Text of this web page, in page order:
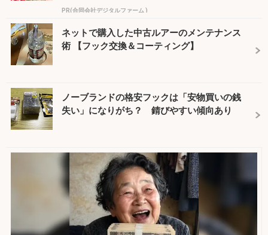
PR(合同会社デジタルファーム )
ネットで購入した中古ルアーのメンテナンス
術 【フック交換＆コーティング】
ノーブランドの格安フックは「安物買いの銭
失い」になりがち？ 錆びやすい傾向あり